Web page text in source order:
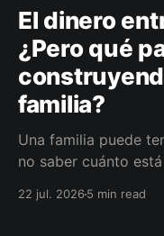
El dinero
¿Pero qué
familia?
Una familia puede
no saber cuánto
darle a cada parte
22 jul. 20265 min read